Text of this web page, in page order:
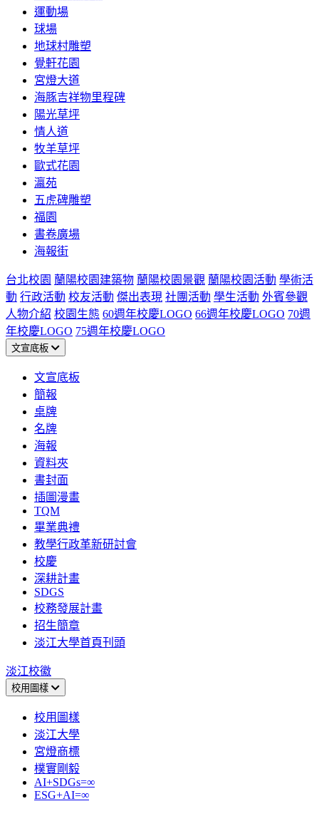
運動場
球場
地球村雕塑
覺軒花園
宮燈大道
海豚吉祥物里程碑
陽光草坪
情人道
牧羊草坪
歐式花園
瀛苑
五虎碑雕塑
福園
書卷廣場
海報街
台北校園 蘭陽校園建築物 蘭陽校園景觀 蘭陽校園活動 學術活
動 行政活動 校友活動 傑出表現 社團活動 學生活動 外賓參觀
人物介紹 校園生態 60週年校慶LOGO 66週年校慶LOGO 70週
年校慶LOGO 75週年校慶LOGO
文宣底板
文宣底板
簡報
桌牌
名牌
海報
資料夾
書封面
插圖漫畫
TQM
畢業典禮
教學行政革新研討會
校慶
深耕計畫
SDGS
校務發展計畫
招生簡章
淡江大學首頁刊頭
淡江校徽
校用圖樣
校用圖樣
淡江大學
宮燈商標
樸實剛毅
AI+SDGs=∞
ESG+AI=∞